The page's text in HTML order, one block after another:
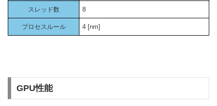
スレッド数 8
プロセスルール 4 [nm]
GPU性能